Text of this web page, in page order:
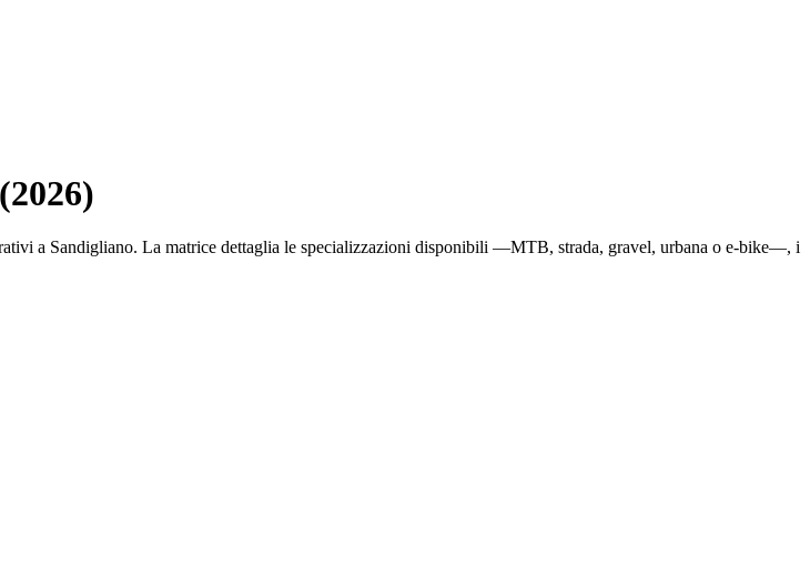
a Sandigliano. La matrice dettaglia le specializzazioni disponibili —MTB, strada, gravel, urbana o e-bike—, i